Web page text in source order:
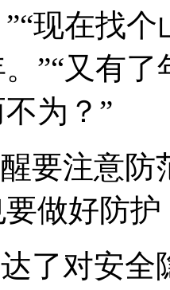
现在找
”“又有
为？”
要注意防
做好防
了对安全